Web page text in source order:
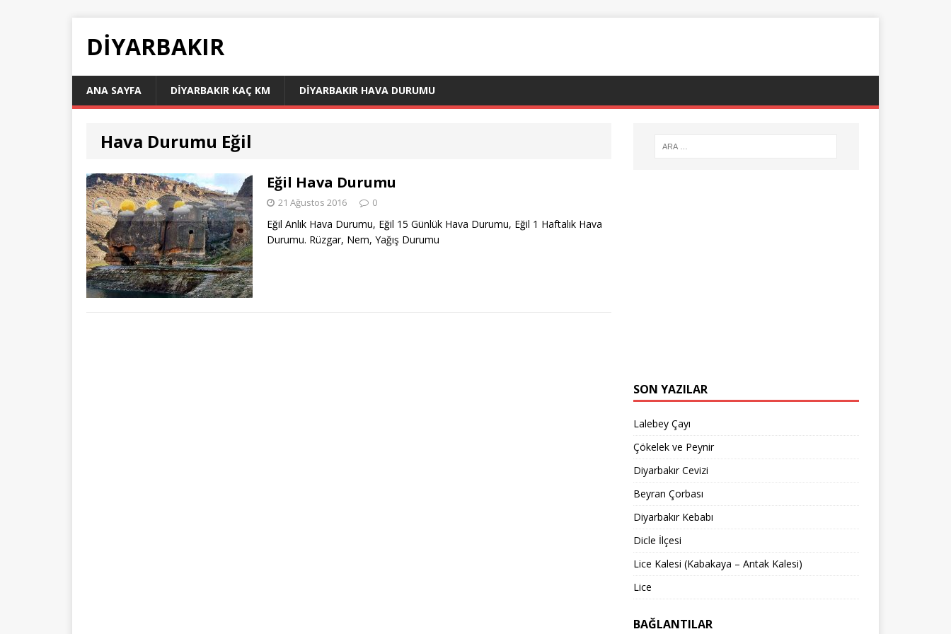
DIYARBAKIR
ANA SAYFA DIYARBAKIR KAÇ KM DIYARBAKIR HAVA DURUMU
Hava Durumu Eğil
Eğil Hava Durumu
21 Ağustos 2016 0
Eğil Anlık Hava Durumu, Eğil 15 Günlük Hava Durumu, Eğil 1 Haftalık Hava
Durumu. Rüzgar, Nem, Yağış Durumu
SON YAZILAR
Lalebey Çayı
Çökelek ve Peynir
Diyarbakır Cevizi
Beyran Çorbası
Diyarbakır Kebabı
Dicle İlçesi
Lice Kalesi (Kabakaya – Antak Kalesi)
Lice
BAĞLANTILAR